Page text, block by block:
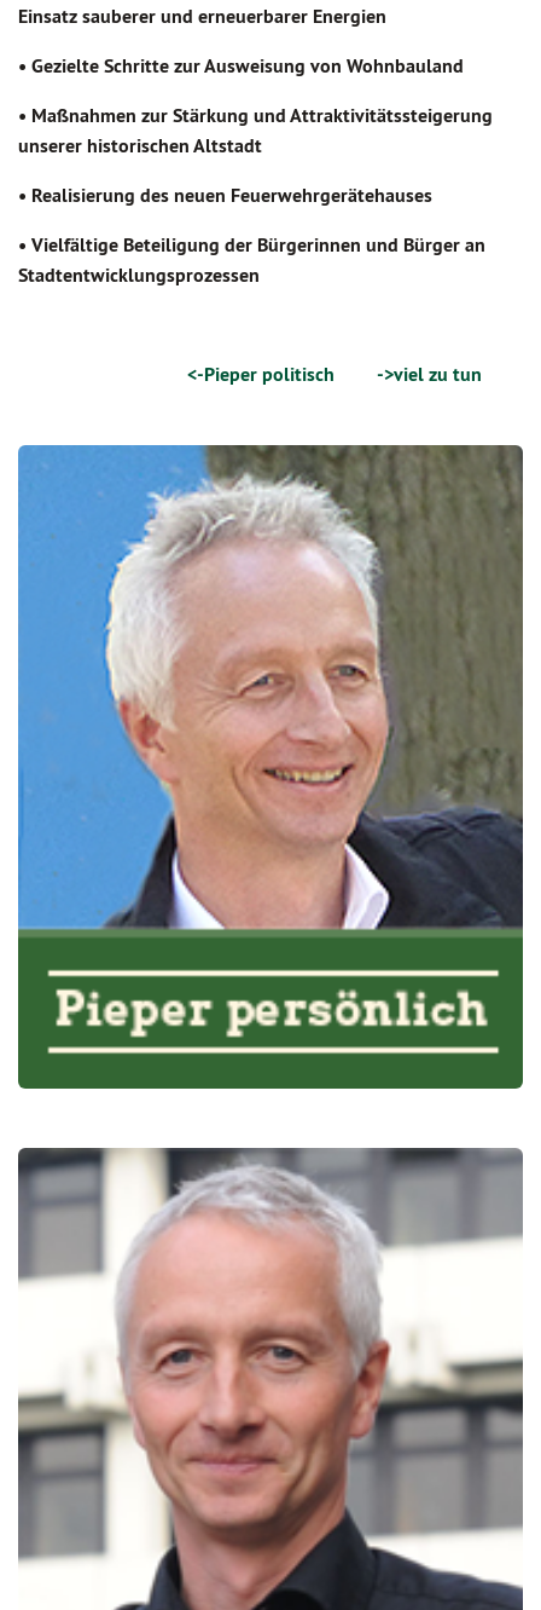
Einsatz sauberer und erneuerbarer Energien
• Gezielte Schritte zur Ausweisung von Wohnbauland
• Maßnahmen zur Stärkung und Attraktivitätssteigerung
unserer historischen Altstadt
• Realisierung des neuen Feuerwehrgerätehauses
• Vielfältige Beteiligung der Bürgerinnen und Bürger an
Stadtentwicklungsprozessen
<-Pieper politisch ->viel zu tun